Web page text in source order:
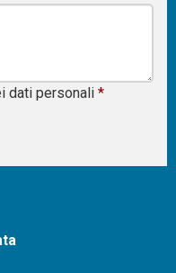
dati personali *